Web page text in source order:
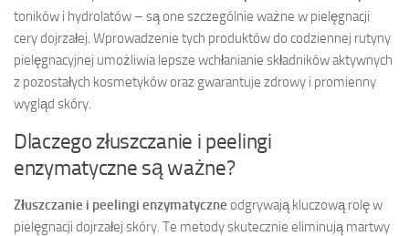
toników i hydrolatów – są one szczególnie ważne w pielęgnacji
cery dojrzałej. Wprowadzenie tych produktów do codziennej rutyny
pielęgnacyjnej umożliwia lepsze wchłanianie składników aktywnych
z pozostałych kosmetyków oraz gwarantuje zdrowy i promienny
wygląd skóry.
Dlaczego złuszczanie i peelingi
enzymatyczne są ważne?
Złuszczanie i peelingi enzymatyczne odgrywają kluczową rolę w
pielęgnacji dojrzałej skóry. Te metody skutecznie eliminują martwy